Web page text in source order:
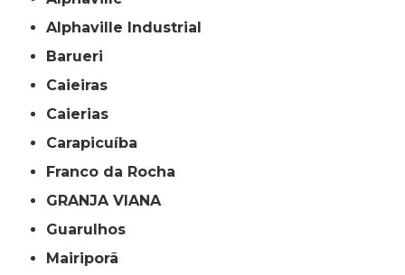
Alphaville Industrial
Barueri
Caieiras
Caierias
Carapicuíba
Franco da Rocha
GRANJA VIANA
Guarulhos
Mairiporã